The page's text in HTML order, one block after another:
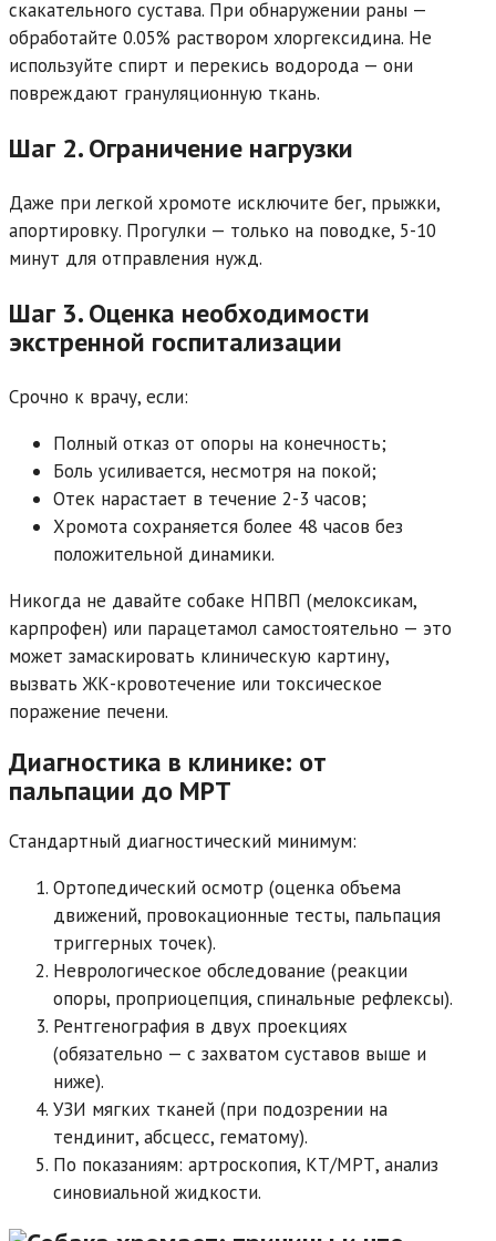
скакательного сустава. При обнаружении раны —
обработайте 0.05% раствором хлоргексидина. Не
используйте спирт и перекись водорода — они
повреждают грануляционную ткань.
Шаг 2. Ограничение нагрузки
Даже при легкой хромоте исключите бег, прыжки,
апортировку. Прогулки — только на поводке, 5-10
минут для отправления нужд.
Шаг 3. Оценка необходимости
экстренной госпитализации
Срочно к врачу, если:
Полный отказ от опоры на конечность;
Боль усиливается, несмотря на покой;
Отек нарастает в течение 2-3 часов;
Хромота сохраняется более 48 часов без
положительной динамики.
Никогда не давайте собаке НПВП (мелоксикам,
карпрофен) или парацетамол самостоятельно — это
может замаскировать клиническую картину,
вызвать ЖК-кровотечение или токсическое
поражение печени.
Диагностика в клинике: от
пальпации до МРТ
Стандартный диагностический минимум:
Ортопедический осмотр (оценка объема
движений, провокационные тесты, пальпация
триггерных точек).
Неврологическое обследование (реакции
опоры, проприоцепция, спинальные рефлексы).
Рентгенография в двух проекциях
(обязательно — с захватом суставов выше и
ниже).
УЗИ мягких тканей (при подозрении на
тендинит, абсцесс, гематому).
По показаниям: артроскопия, КТ/МРТ, анализ
синовиальной жидкости.